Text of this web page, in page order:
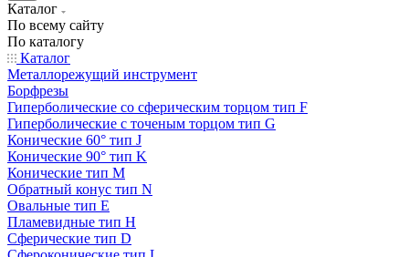
Каталог
По всему сайту
По каталогу
Каталог
Металлорежущий инструмент
Борфрезы
Гиперболические cо сферическим торцом тип F
Гиперболические с точеным торцом тип G
Конические 60° тип J
Конические 90° тип K
Конические тип M
Обратный конус тип N
Овальные тип E
Пламевидные тип H
Сферические тип D